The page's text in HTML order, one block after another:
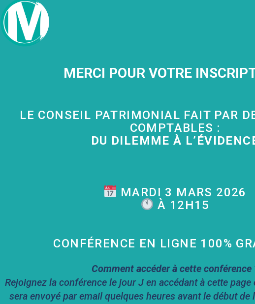
MERCI POUR VOTRE
LE CONSEIL PATRIMONIAL FAIT PAR
COMPTABLES :
DU DILEMME À
MARDI 3 MARS 2026
À 12H15
CONFÉRENCE EN LIGNE 100%
Comment accéder à cette conférence
Rejoignez la conférence le jour J en accédant à cette
sera envoyé par email quelques heures avant le début de